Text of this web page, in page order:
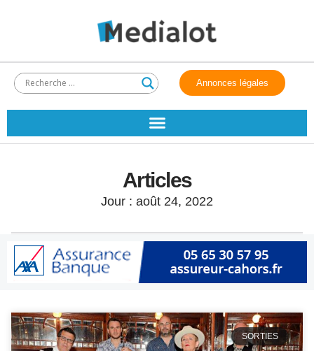
Annonces légales
Articles
Jour : août 24, 2022
SORTIES